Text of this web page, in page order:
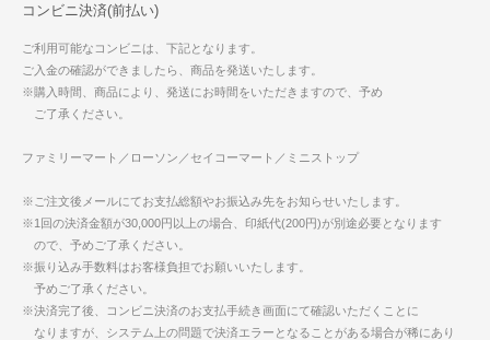
コンビニ決済(前払い)
ご利用可能なコンビニは、下記となります。
ご入金の確認ができましたら、商品を発送いたします。
※購入時間、商品により、発送にお時間をいただきますので、予め
ご了承ください。
ファミリーマート／ローソン／セイコーマート／ミニストップ
※ご注文後メールにてお支払総額やお振込み先をお知らせいたします。
※1回の決済金額が30,000円以上の場合、印紙代(200円)が別途必要となります
ので、予めご了承ください。
※振り込み手数料はお客様負担でお願いいたします。
予めご了承ください。
※決済完了後、コンビニ決済のお支払手続き画面にて確認いただくことに
なりますが、システム上の問題で決済エラーとなることがある場合が稀にあり